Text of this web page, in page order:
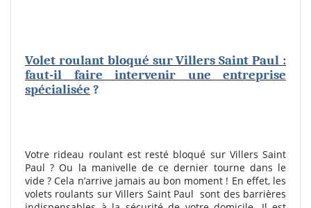
Volet roulant bloqué sur Villers Saint Paul :
faut-il faire intervenir une entreprise
spécialisée ?
Votre rideau roulant est resté bloqué sur Villers Saint
Paul ? Ou la manivelle de ce dernier tourne dans le
vide ? Cela n’arrive jamais au bon moment ! En effet, les
volets roulants sur Villers Saint Paul sont des barrières